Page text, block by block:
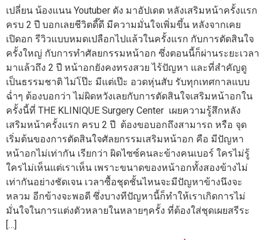
เปลี่ยน น้องแนน Youtuber ดัง มาอัปเดต หลังเสริมหน้าครั้งแรก
ครบ 2 ปี บอกเลยชีวิตดี๊ดี มีความมั่นใจเพิ่มขึ้น หลังจากเคย
เปิดอก รีวิวแบบหมดเปลือกไปแล้วในครั้งแรก กับการตัดสินใจ
ครั้งใหญ่ กับการทำศัลยกรรมหน้าอก ซึ่งตอนนี้ก็ผ่านระยะเวลา
มาแล้วถึง 2 ปี หน้าอกยังคงทรงสวย ไร้ปัญหา และที่สำคัญดู
เป็นธรรมชาติ ไม่โป๊ะ มีแต่เป๊ะ อวดหุ่นสับ รับทุกเทศกาลแบบ
ฉ่ำๆ ต้องบอกว่า ไม่ผิดหวังเลยกับการตัดสินใจเสริมหน้าอกใน
ครั้งนี้ที่ THE KLINIQUE Surgery Center เผยความรู้สึกหลัง
เสริมหน้าครั้งแรก ครบ 2 ปี ต้องขอบอกถึงสามารถ หรือ จุด
เริ่มต้นของการตัดสินใจศัลยกรรมเสริมหน้าอก คือ มีปัญหา
หน้าอกไม่เท่ากัน เรียกว่า ผิดไซซ์คนละข้างคนเบอร์ ใครไม่รู้
ใครไม่เห็นแต่เราเห็น เพราะขนาดของหน้าอกทั้งสองข้างไม่
เท่ากันอย่างชัดเจน เวลาซื้อชุดชั้นไหนจะมีปัญหาข้างนึงจะ
หลวม อีกข้างจะพอดี ซึ่งบางทีปัญหานี้ก็ทำให้เราเกิดการไม่
มั่นใจในการแต่งตัวหลายในหลายๆครั้ง ที่ต้องใส่ชุดเผยสรีระ
[…]